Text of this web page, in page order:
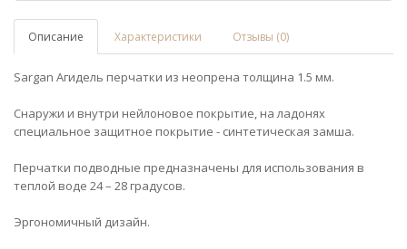
Описание Характеристики Отзывы (0)
Sargan Агидель перчатки из неопрена толщина 1.5 мм.
Снаружи и внутри нейлоновое покрытие, на ладонях
специальное защитное покрытие - синтетическая замша.
Перчатки подводные предназначены для использования в
теплой воде 24 – 28 градусов.
Эргономичный дизайн.